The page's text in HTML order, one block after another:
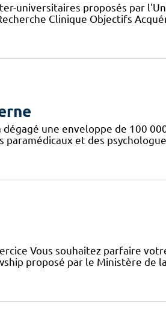
universitaires proposés par
Clinique Objectifs
dégagé une enveloppe de 100
paramédicaux et des
Vous souhaitez parfaire
proposé par le Ministère de